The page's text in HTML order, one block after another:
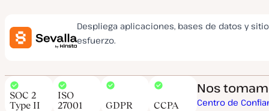
Despliega aplicaciones, bases de datos y
esfuerzo.
Nos
Centro de
SOC 2
Type II
ISO
27001
GDPR CCPA